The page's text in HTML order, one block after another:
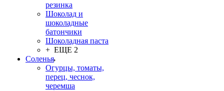
резинка
Шоколад и
шоколадные
батончики
Шоколадная паста
+ ЕЩЕ 2
Соленья
Огурцы, томаты,
перец, чеснок,
черемша